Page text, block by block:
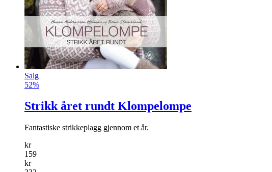
Salg
52%
Strikk året rundt Klompelompe
Fantastiske strikkeplagg gjennom et år.
kr
159
kr